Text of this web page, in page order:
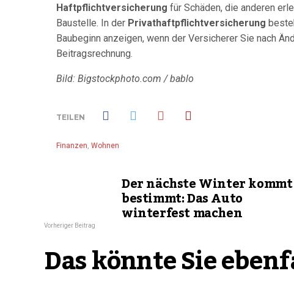
Haftpflichtversicherung für Schäden, die anderen
Baustelle. In der Privathaftpflichtversicherung
Baubeginn anzeigen, wenn der Versicherer Sie nach
Beitragsrechnung.
Bild: Bigstockphoto.com / bablo
TEILEN
Finanzen, Wohnen
Der nächste Winter kommt
bestimmt: Das Auto
winterfest machen
Vorheriger Beitrag
Das könnte Sie